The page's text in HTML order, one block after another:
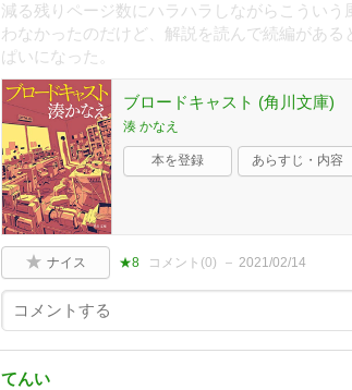
減る残りページ数にハラハラしながらこういう
わなかったのだけど、解説を読んで続編があ
ぱいになった。
ブロードキャスト (角川文庫)
湊 かなえ
本を登録 あらすじ・内容
ナイス ★8 コメント(0) 2021/02/14
てんい